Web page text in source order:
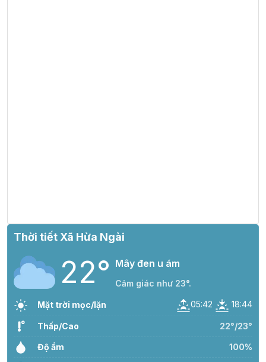
Thời tiết Xã Hừa Ngài
22° Mây đen u ám
Cảm giác như 23°.
Mặt trời mọc/lặn 05:42 18:44
Thấp/Cao 22°/23°
Độ ẩm 100%